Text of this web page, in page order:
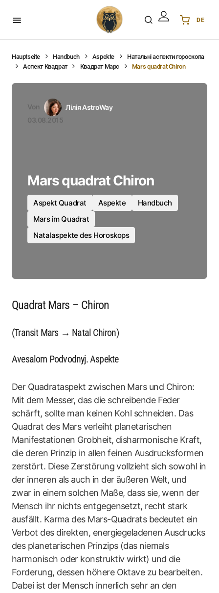
DE
English
DE Deutsch
PL Polski
Hauptseite Handbuch Aspekte
Натальні аспекти гороскопа
Аспект Квадрат
Квадрат Марс Mars quadrat Chiron
Von
Лілія AstroWay
03.08.2015
Mars quadrat Chiron
Aspekt Quadrat Aspekte
Handbuch
Mars im Quadrat
Natalaspekte des Horoskops
Quadrat Mars – Chiron
(Transit Mars → Natal Chiron)
Avesalom Podvodnyj. Aspekte
Der Quadrataspekt zwischen Mars und Chiron:
Mit dem Messer, das die schreibende Feder
schärft, sollte man keinen Kohl schneiden. Das
Quadrat des Mars verleiht planetarischen
Manifestationen Grobheit, disharmonische Kraft,
die deren Prinzip in allen feinen Ausdrucksformen
zerstört. Diese Zerstörung vollzieht sich sowohl in
der inneren als auch in der äußeren Welt, und
zwar in einem solchen Maße, dass sie, wenn der
Mensch ihr nichts entgegensetzt, recht stark
ausfällt. Karma des Mars-Quadrats bedeutet ein
Verbot des direkten, energiegeladenen Ausdrucks
des planetarischen Prinzips (das niemals
harmonisch oder konstruktiv wirkt) und die
Forderung, dessen höhere Oktave zu bearbeiten.
Dabei ist der Mensch innerlich sehr an den